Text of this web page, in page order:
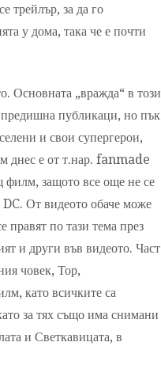
трейлър, за да го
у дома, така че е почти
Основната „вражда“ в този
публикаци, но пък
и свои супергерои,
днес е от т.нар. fanmade
филм, защото все още не се
DC. От видеото обаче може
правят по тази тема през
и други във видеото. Част
човек, Тор,
като всичките са
за тях също има снимани
и Светкавицата, в